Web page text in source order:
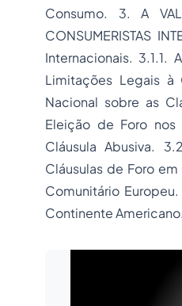
Consumo. 3. A
CONSUMERISTAS
Internacionais.
Limitações Legais à
Nacional sobre as
Eleição de Foro nos
Cláusula Abusiva.
Cláusulas de Foro
Comunitário
Continente Americano.